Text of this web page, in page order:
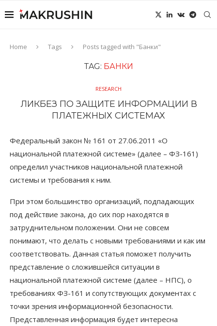
Home Tags Posts tagged with "Банки"
TAG: БАНКИ
RESEARCH
ЛИКБЕЗ ПО ЗАЩИТЕ ИНФОРМАЦИИ В
ПЛАТЕЖНЫХ СИСТЕМАХ
Федеральный закон № 161 от 27.06.2011 «О
национальной платежной системе» (далее – ФЗ-161)
определил участников национальной платежной
системы и требования к ним.
При этом большинство организаций, подпадающих
под действие закона, до сих пор находятся в
затруднительном положении. Они не совсем
понимают, что делать с новыми требованиями и как им
соответствовать. Данная статья поможет получить
представление о сложившейся ситуации в
национальной платежной системе (далее – НПС), о
требованиях ФЗ-161 и сопутствующих документах с
точки зрения информационной безопасности.
Представленная информация будет интересна